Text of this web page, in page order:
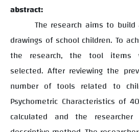
abstract:
The research aims to
drawings of school children. To
the research, the tool items
selected. After reviewing the
number of tools related to
Psychometric Characteristics of
calculated and the